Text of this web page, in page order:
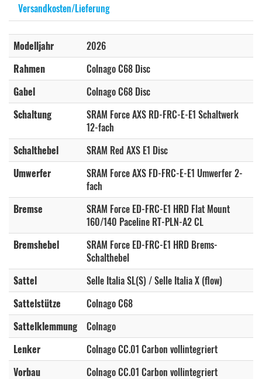
Versandkosten/Lieferung
Modelljahr
2026
Rahmen
Colnago C68 Disc
Gabel
Colnago C68 Disc
Schaltung
SRAM Force AXS RD-FRC-E-E1 Schaltwerk
12-fach
Schalthebel
SRAM Red AXS E1 Disc
Umwerfer
SRAM Force AXS FD-FRC-E-E1 Umwerfer 2-
fach
Bremse
SRAM Force ED-FRC-E1 HRD Flat Mount
160/140 Paceline RT-PLN-A2 CL
Bremshebel
SRAM Force ED-FRC-E1 HRD Brems-
Schalthebel
Sattel
Selle Italia SL(S) / Selle Italia X (flow)
Sattelstütze
Colnago C68
Sattelklemmung
Colnago
Lenker
Colnago CC.01 Carbon vollintegriert
Vorbau
Colnago CC.01 Carbon vollintegriert